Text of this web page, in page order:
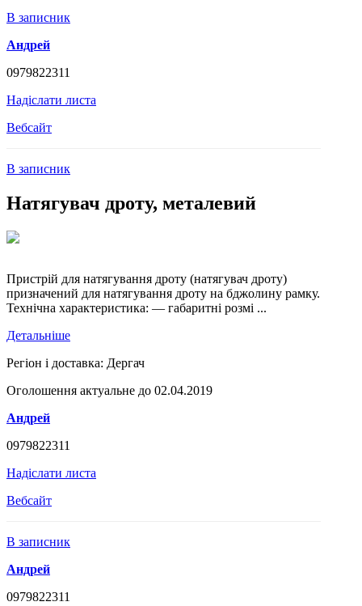
В записник
Андрей
0979822311
Надіслати листа
Вебсайт
В записник
Натягувач дроту, металевий
Пристрій для натягування дроту (натягувач дроту)
призначений для натягування дроту на бджолину рамку.
Технічна характеристика: — габаритні розмі ...
Детальніше
Регіон і доставка: Дергач
Оголошення актуальне до 02.04.2019
Андрей
0979822311
Надіслати листа
Вебсайт
В записник
Андрей
0979822311